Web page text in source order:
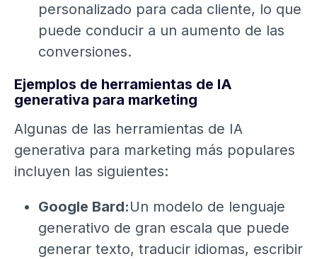
personalizado para cada cliente, lo que
puede conducir a un aumento de las
conversiones.
Ejemplos de herramientas de IA
generativa para marketing
Algunas de las herramientas de IA
generativa para marketing más populares
incluyen las siguientes:
Google Bard:Un modelo de lenguaje
generativo de gran escala que puede
generar texto, traducir idiomas, escribir